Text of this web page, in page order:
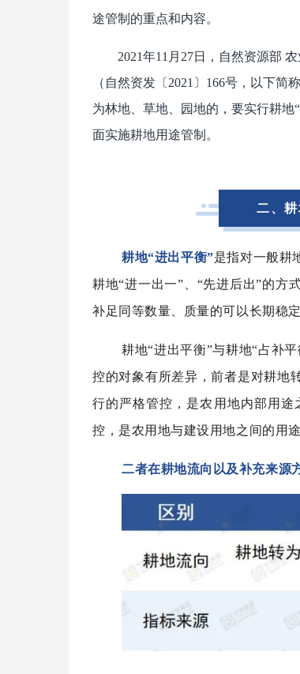
途管制的重点和内容。
2021年11月27日，自然资源部
（自然资发〔2021〕166号，以下简
为林地、草地、园地的，要实行耕
面实施耕地用途管制。
二、
耕地“进出平衡”是指对一般耕
耕地“进一出一”、“先进后出”的方
补足同等数量、质量的可以长期稳
耕地“进出平衡”与耕地“占补
控的对象有所差异，前者是对耕地
行的严格管控，是农用地内部用
控，是农用地与建设用地之间的用途
二者在耕地流向以及补充来源